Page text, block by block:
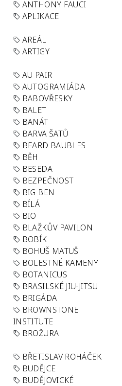
ANTHONY FAUCI
APLIKACE
AREÁL
ARTIGY
AU PAIR
AUTOGRAMIÁDA
BABOVŘESKY
BALET
BANÁT
BARVA ŠATŮ
BEARD BAUBLES
BĚH
BESEDA
BEZPEČNOST
BIG BEN
BÍLÁ
BIO
BLAŽKŮV PAVILON
BOBÍK
BOHUŠ MATUŠ
BOLESTNÉ KAMENY
BOTANICUS
BRASILSKÉ JIU-JITSU
BRIGÁDA
BROWNSTONE
INSTITUTE
BROŽURA
BŘETISLAV ROHÁČEK
BUDĚJCE
BUDĚJOVICKÉ